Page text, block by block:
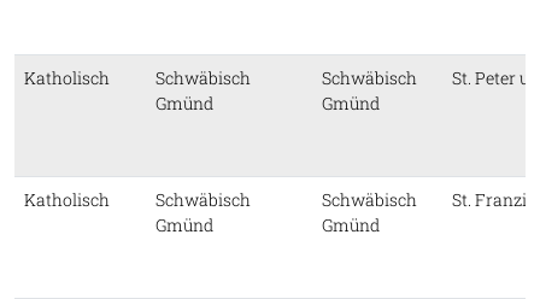
Katholisch
Schwäbisch
Gmünd
Schwäbisch
Gmünd
St. Peter
Katholisch
Schwäbisch
Gmünd
Schwäbisch
Gmünd
St.